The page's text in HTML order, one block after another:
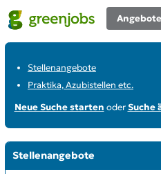
Angebote
Stellenangebote
Praktika, Azubistellen etc.
Neue Suche starten oderSuche
Stellenangebote